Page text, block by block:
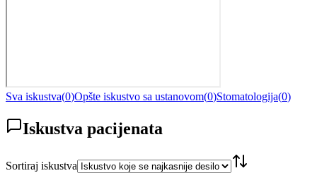
Sva iskustva(0)Opšte iskustvo sa ustanovom(0)Stomatologija(0)
Iskustva pacijenata
Sortiraj iskustva